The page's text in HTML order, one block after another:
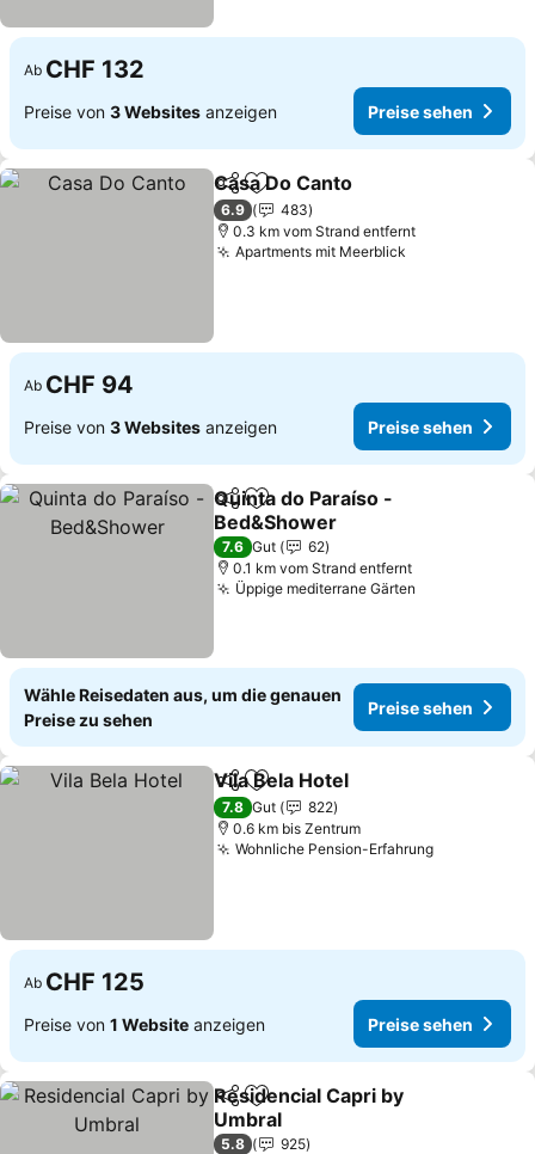
Ab CHF 132
Preise von 3 Websites anzeigen Preise sehen
TeilenZu Favoriten hinzufügen
Casa Do Canto
6.9
483
0.3 km vom Strand entfernt
Apartments mit Meerblick
Ab CHF 94
Preise von 3 Websites anzeigen Preise sehen
TeilenZu Favoriten hinzufügen
Quinta do Paraíso -
Bed&Shower
7.6 Gut
62
0.1 km vom Strand entfernt
Üppige mediterrane Gärten
Wähle Reisedaten aus, um die genauen
Preise zu sehen
Preise sehen
TeilenZu Favoriten hinzufügen
Vila Bela Hotel
7.8 Gut
822
0.6 km bis Zentrum
Wohnliche Pension-Erfahrung
Ab CHF 125
Preise von 1 Website anzeigen Preise sehen
TeilenZu Favoriten hinzufügen
Residencial Capri by
Umbral
5.8
925